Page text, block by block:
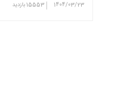
1404/03/23
|
15553بازدید